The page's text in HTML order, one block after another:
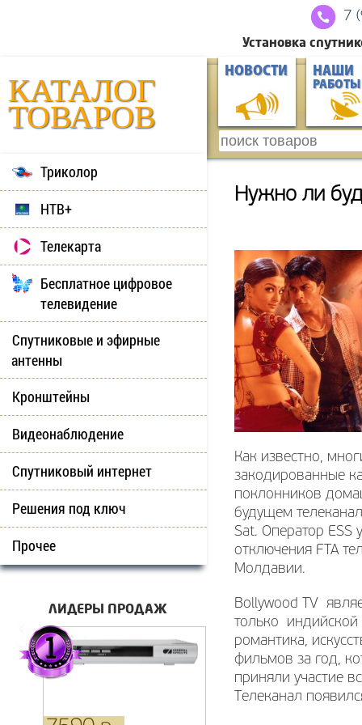
7
Установка
КАТАЛОГ
ТОВАРОВ
НОВОСТИ НАШИ
РАБОТЫ
Триколор
НТВ+
Телекарта
Бесплатное цифровое
телевидение
Спутниковые и эфирные
антенны
Кронштейны
Видеонаблюдение
Спутниковый интернет
Решения под ключ
Прочее
ЛИДЕРЫ ПРОДАЖ
Нужно ли
Как известно,
закодированные
поклонников
будущем
Sat. Оператор ESS
отключения FTA
Молдавии.
Bollywood TV
только
романтика,
фильмов за год,
приняли участие
Телеканал